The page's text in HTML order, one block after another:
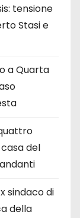
tensione
Stasi e
a Quarta
del
sindaco di
della